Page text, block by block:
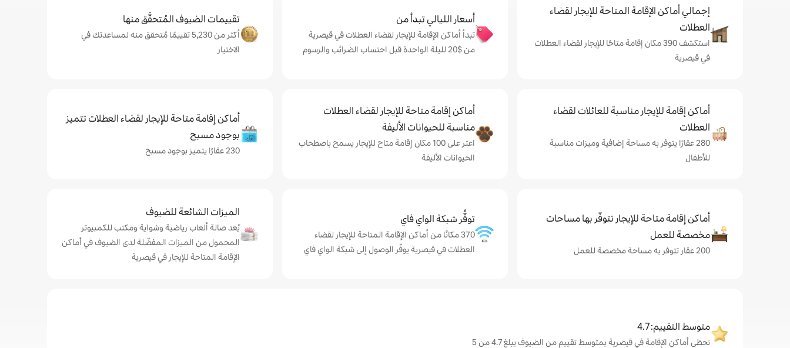
إجمالي أماكن الإقامة المتاحة للإيجار لقضاء
العطلات
استكشف 390 مكان إقامة متاحًا للإيجار لقضاء العطلات
في قيصرية
أسعار الليالي تبدأ من
تبدأ أماكن الإقامة للإيجار لقضاء العطلات في قيصرية
من $‏20 لليلة الواحدة قبل احتساب الضرائب والرسوم
تقييمات الضيوف المُتحقَّق منها
أكثر من 5,230 تقييمًا مُتحقق منه لمساعدتك في
الاختيار
أماكن إقامة للإيجار مناسبة للعائلات لقضاء
العطلات
280 عقارًا يتوفر به مساحة إضافية وميزات مناسبة
للأطفال
أماكن إقامة متاحة للإيجار لقضاء العطلات
مناسبة للحيوانات الأليفة
اعثر على 100 مكان إقامة متاح للإيجار يسمح باصطحاب
الحيوانات الأليفة
أماكن إقامة متاحة للإيجار لقضاء العطلات تتميز
بوجود مسبح
230 عقارًا يتميز بوجود مسبح
أماكن إقامة متاحة للإيجار تتوفّر بها مساحات
مخصصة للعمل
200 عقار تتوفر به مساحة مخصصة للعمل
توفُّر شبكة الواي فاي
370 مكانًا من أماكن الإقامة المتاحة للإيجار لقضاء
العطلات في قيصرية يوفّر الوصول إلى شبكة الواي فاي
الميزات الشائعة للضيوف
يُعد صالة ألعاب رياضية وشواية ومكتب للكمبيوتر
المحمول من الميزات المفضّلة لدى الضيوف في أماكن
الإقامة المتاحة للإيجار في قيصرية
متوسط التقييم: 4.7
تحظى أماكن الإقامة في قيصرية بمتوسط تقييم من الضيوف يبلغ 4.7 من 5